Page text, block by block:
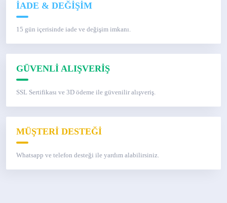
İADE & DEĞİŞİM
15 gün içerisinde iade ve değişim imkanı.
GÜVENLİ ALIŞVERİŞ
SSL Sertifikası ve 3D ödeme ile güvenilir alışveriş.
MÜŞTERİ DESTEĞİ
Whatsapp ve telefon desteği ile yardım alabilirsiniz.